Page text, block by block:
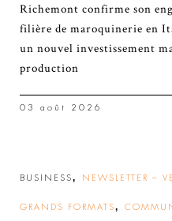
Richemont confirme son
filière de maroquinerie en
un nouvel investissement
production
03 août 2026
BUSINESS, NEWSLETTER –
GRANDS FORMATS,